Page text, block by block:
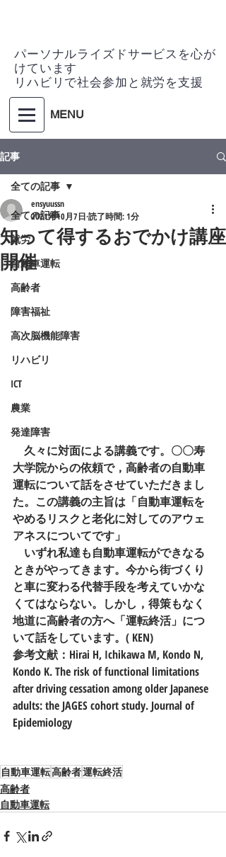
パーソナルライズドサービスを心が
けています
リハビリで社会参加と就労を支援
MENU
記事
全ての記事
就労
自動車運転
高齢者
障害福祉
高次脳機能障害
リハビリ
ICT
農業
発達障害
全ての記事
知って得するおでかけ講座
開催
ensyuussn
2021年10月7日 読了時間: 1分
久々に対面による講義です。〇〇寿
大学院からの依頼で，高齢者の自動車
運転について話をさせていただきまし
た。この講義の主旨は「自動車運転を
やめるリスクと老化に対してのアウェ
アネスについてです」
いずれ私達も自動車運転ができなる
ときがやってきます。今から街づくり
と車に変わる代替手段を考えていかな
くてはならない。しかし，得策もなく
地道に高齢者の方へ「運転終活」につ
いて話をしています。( KEN)
参考文献：Hirai H, Ichikawa M, Kondo N,
Kondo K. The risk of functional limitations
after driving cessation among older Japanese
adults: the JAGES cohort study. Journal of
Epidemiology
自動車運転高齢者運転終活
高齢者
自動車運転